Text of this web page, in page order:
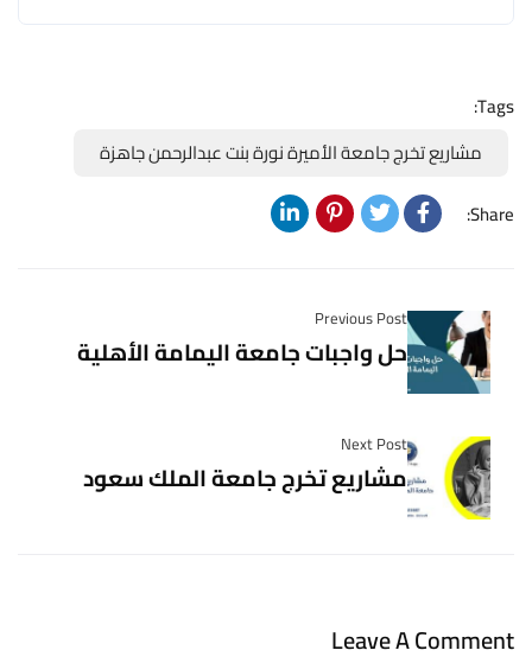
Tags:
مشاريع تخرج جامعة الأميرة نورة بنت عبدالرحمن جاهزة
Share:
Previous Post
حل واجبات جامعة اليمامة الأهلية
Next Post
مشاريع تخرج جامعة الملك سعود
Leave A Comment